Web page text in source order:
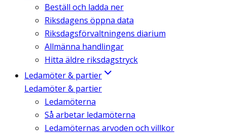
Beställ och ladda ner
Riksdagens öppna data
Riksdagsförvaltningens diarium
Allmänna handlingar
Hitta äldre riksdagstryck
Ledamöter & partier
Ledamöter & partier
Ledamöterna
Så arbetar ledamöterna
Ledamöternas arvoden och villkor